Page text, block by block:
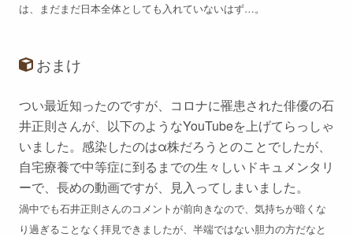
は、まだまだ日本全体としても入れていないはず…。
おまけ
つい最近知ったのですが、コロナに罹患された俳優の石
井正則さんが、以下のようなYouTubeを上げてらっしゃ
いました。感染したのはα株だろうとのことでしたが、
自宅療養で中等症に到るまでの生々しいドキュメンタリ
ーで、長めの動画ですが、見入ってしまいました。
渦中でも石井正則さんのコメントが前向きなので、気持ちが暗くな
り過ぎることなく拝見できましたが、半端ではない胆力の方だなと